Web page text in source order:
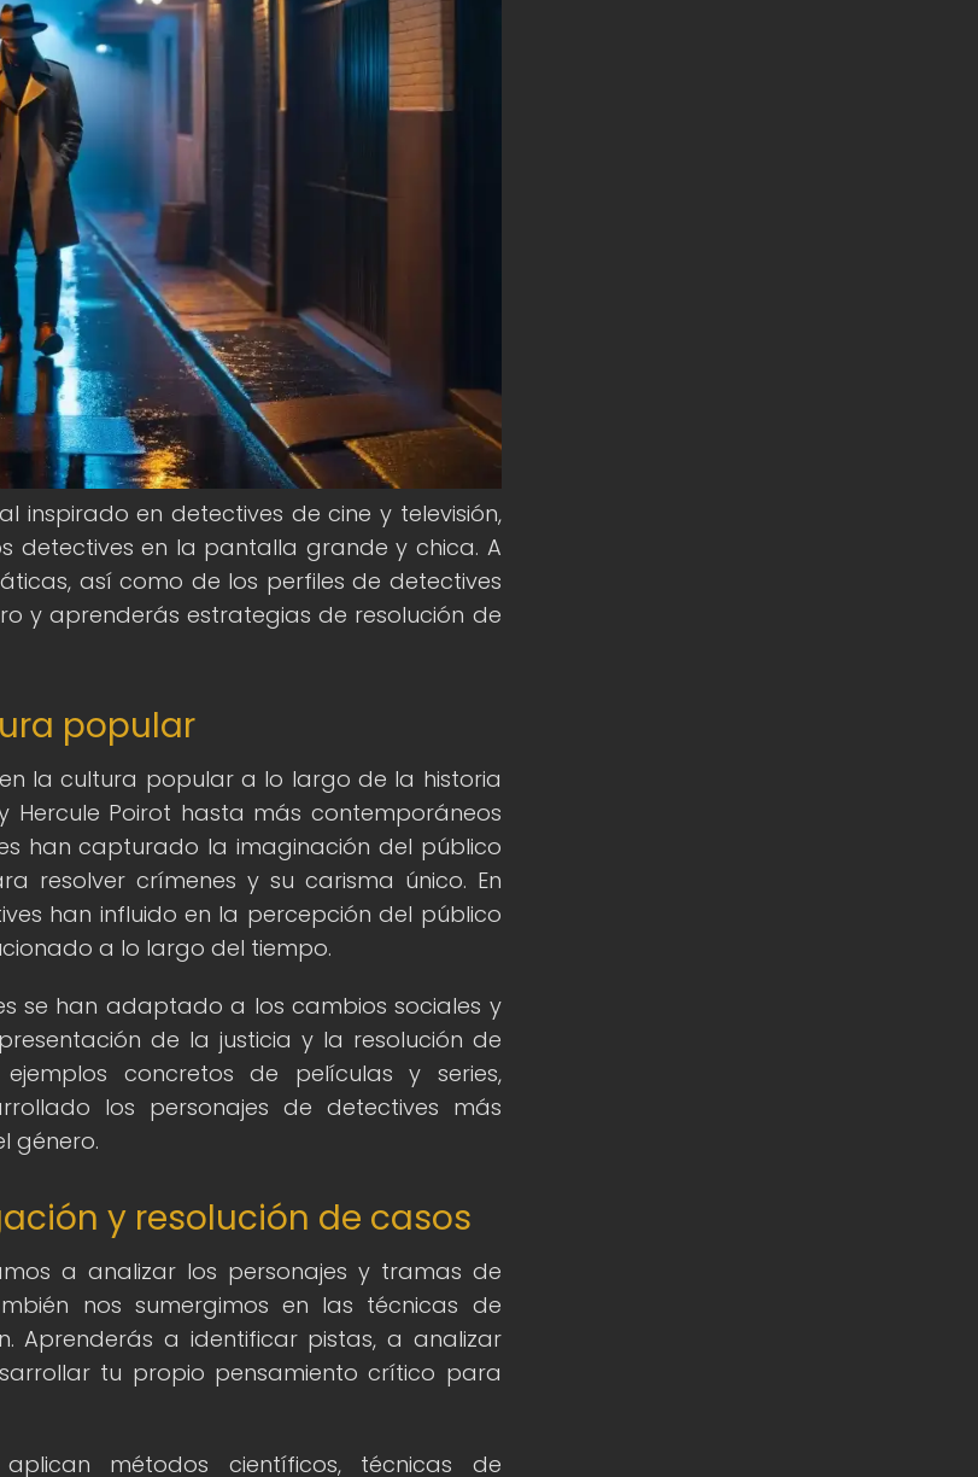
inspirado en detectives de cine y televisión,
detectives en la pantalla grande y chica. A
así como de los perfiles de detectives
y aprenderás estrategias de resolución de
popular
la cultura popular a lo largo de la historia
Hercule Poirot hasta más contemporáneos
han capturado la imaginación del público
resolver crímenes y su carisma único. En
han influido en la percepción del público
a lo largo del tiempo.
se han adaptado a los cambios sociales y
de la justicia y la resolución de
concretos de películas y series,
los personajes de detectives más
género.
y resolución de casos
a analizar los personajes y tramas de
nos sumergimos en las técnicas de
Aprenderás a identificar pistas, a analizar
tu propio pensamiento crítico para
métodos científicos, técnicas de